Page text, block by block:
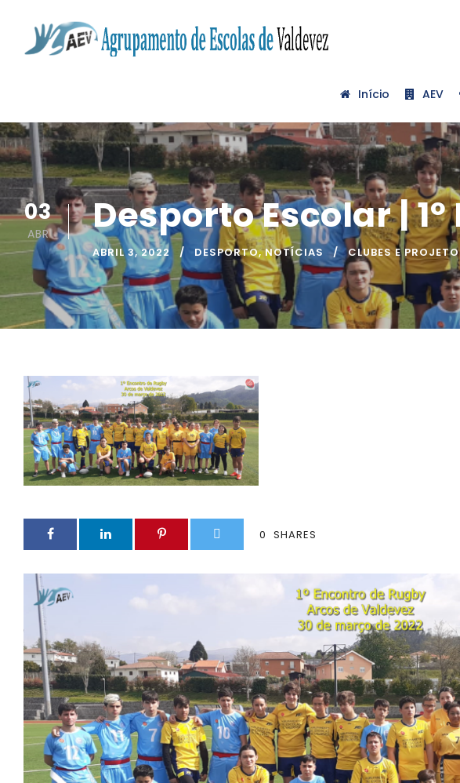
Início AEV
03
ABR Desporto Escolar |
ABRIL 3, 2022 DESPORTO, NOTÍCIAS CLUBES E
0 SHARES